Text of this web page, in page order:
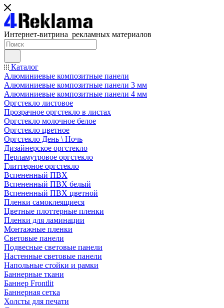
Интернет-витрина рекламных материалов
Каталог
Алюминиевые композитные панели
Алюминиевые композитные панели 3 мм
Алюминиевые композитные панели 4 мм
Оргстекло листовое
Прозрачное оргстекло в листах
Оргстекло молочное белое
Оргстекло цветное
Оргстекло День \ Ночь
Дизайнерское оргстекло
Перламутровое оргстекло
Глиттерное оргстекло
Вспененный ПВХ
Вспененный ПВХ белый
Вспененный ПВХ цветной
Пленки самоклеящиеся
Цветные плоттерные пленки
Пленки для ламинации
Монтажные пленки
Световые панели
Подвесные световые панели
Настенные световые панели
Напольные стойки и рамки
Баннерные ткани
Баннер Frontlit
Баннерная сетка
Холсты для печати